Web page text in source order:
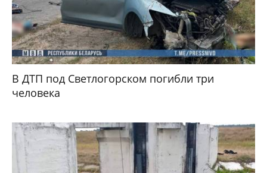
В ДТП под Светлогорском погибли три
человека